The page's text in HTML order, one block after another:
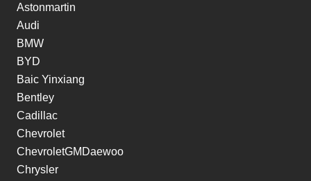
Astonmartin
Audi
BMW
BYD
Baic Yinxiang
Bentley
Cadillac
Chevrolet
ChevroletGMDaewoo
Chrysler